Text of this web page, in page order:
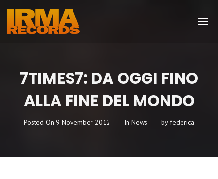
7TIMES7: DA OGGI FINO
ALLA FINE DEL MONDO
Posted On 9 November 2012 In News byfederica